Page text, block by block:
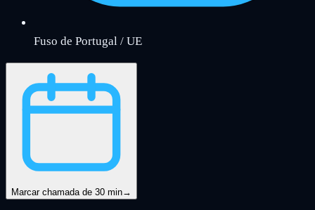
Fuso de Portugal / UE
Marcar chamada de 30 min→